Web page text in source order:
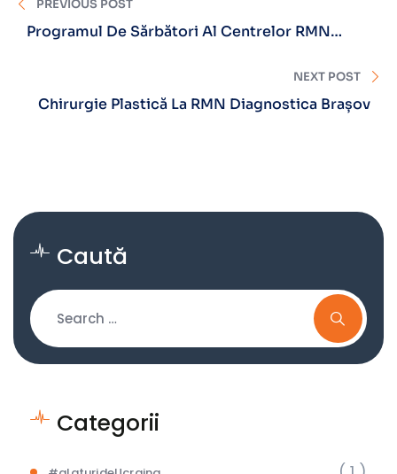
PREVIOUS POST
Programul De Sărbători Al Centrelor RMN
NEXT POST
Chirurgie Plastică La RMN Diagnostica Brașov
Caută
Categorii